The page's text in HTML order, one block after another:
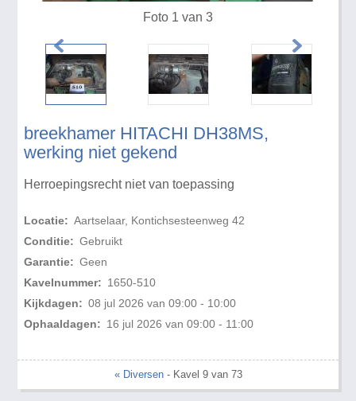
breekhamer HITACHI DH38MS,
werking niet gekend
Herroepingsrecht niet van toepassing
Locatie: Aartselaar, Kontichsesteenweg 42
Conditie: Gebruikt
Garantie: Geen
Kavelnummer: 1650-510
Kijkdagen: 08 jul 2026 van 09:00 - 10:00
Ophaaldagen: 16 jul 2026 van 09:00 - 11:00
Foto 1 van 3
« Diversen- Kavel 9 van 73